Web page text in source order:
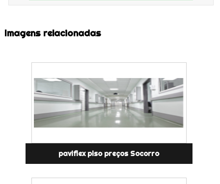
Imagens relacionadas
paviflex piso preços Socorro